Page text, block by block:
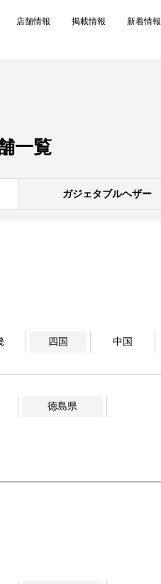
店舗情報 掲載情報 新着情報
一覧
ガジェタブルヘザー
四国 中国
徳島県